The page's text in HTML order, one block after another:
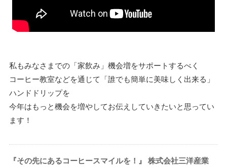
私もみなさまでの「家飲み」機会増をサポートするべく
コーヒー教室などを通じて「誰でも簡単に美味しく出来る」
ハンドドリップを
今年はもっと機会を増やしてお伝えしていきたいと思ってい
ます！
『その先にあるコーヒースマイルを！』 株式会社三洋産業